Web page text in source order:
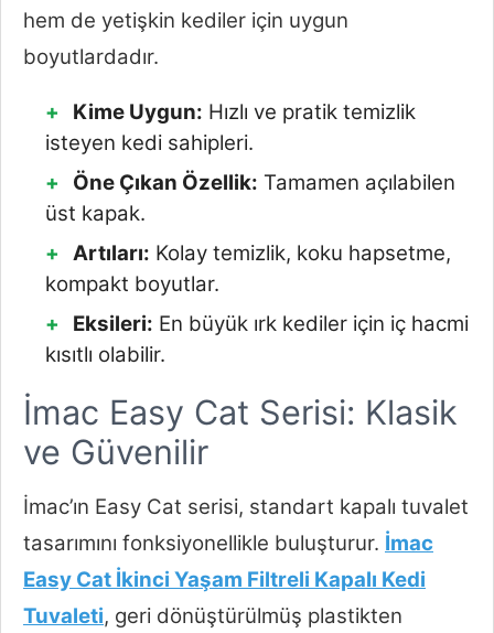
hem de yetişkin kediler için uygun
boyutlardadır.
Kime Uygun: Hızlı ve pratik temizlik
isteyen kedi sahipleri.
Öne Çıkan Özellik: Tamamen açılabilen
üst kapak.
Artıları: Kolay temizlik, koku hapsetme,
kompakt boyutlar.
Eksileri: En büyük ırk kediler için iç hacmi
kısıtlı olabilir.
İmac Easy Cat Serisi: Klasik
ve Güvenilir
İmac’ın Easy Cat serisi, standart kapalı tuvalet
tasarımını fonksiyonellikle buluşturur. İmac
Easy Cat İkinci Yaşam Filtreli Kapalı Kedi
Tuvaleti, geri dönüştürülmüş plastikten